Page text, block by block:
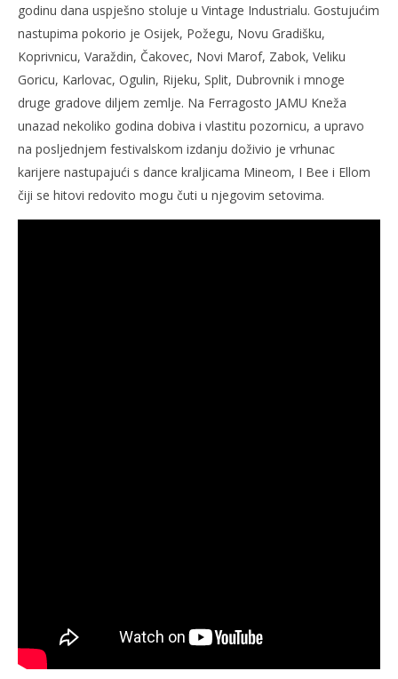
godinu dana uspješno stoluje u Vintage Industrialu. Gostujućim
nastupima pokorio je Osijek, Požegu, Novu Gradišku,
Koprivnicu, Varaždin, Čakovec, Novi Marof, Zabok, Veliku
Goricu, Karlovac, Ogulin, Rijeku, Split, Dubrovnik i mnoge
druge gradove diljem zemlje. Na Ferragosto JAMU Kneža
unazad nekoliko godina dobiva i vlastitu pozornicu, a upravo
na posljednjem festivalskom izdanju doživio je vrhunac
karijere nastupajući s dance kraljicama Mineom, I Bee i Ellom
čiji se hitovi redovito mogu čuti u njegovim setovima.